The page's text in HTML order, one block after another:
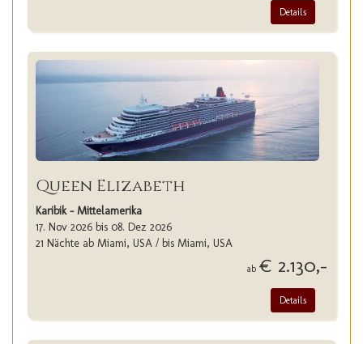
Details
Queen Elizabeth
Karibik - Mittelamerika
17. Nov 2026 bis 08. Dez 2026
21 Nächte ab Miami, USA / bis Miami, USA
ab € 2.130,-
Details